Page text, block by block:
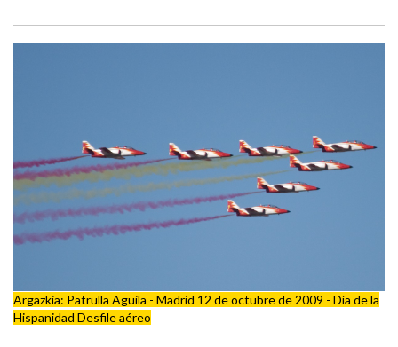
Argazkia: Patrulla Aguila - Madrid 12 de octubre de 2009 - Día de la
Hispanidad Desfile aéreo